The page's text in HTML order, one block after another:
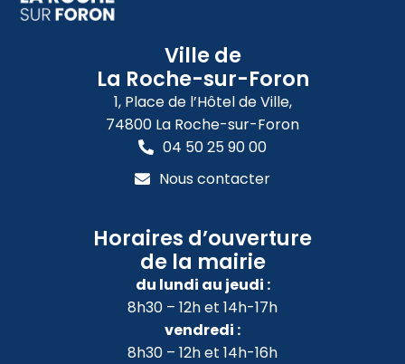
Ville de
La Roche-sur-Foron
1, Place de l’Hôtel de Ville,
74800 La Roche-sur-Foron
04 50 25 90 00
Nous contacter
Horaires d’ouverture
de la mairie
du lundi au jeudi :
8h30 – 12h et 14h-17h
vendredi :
8h30 – 12h et 14h-16h